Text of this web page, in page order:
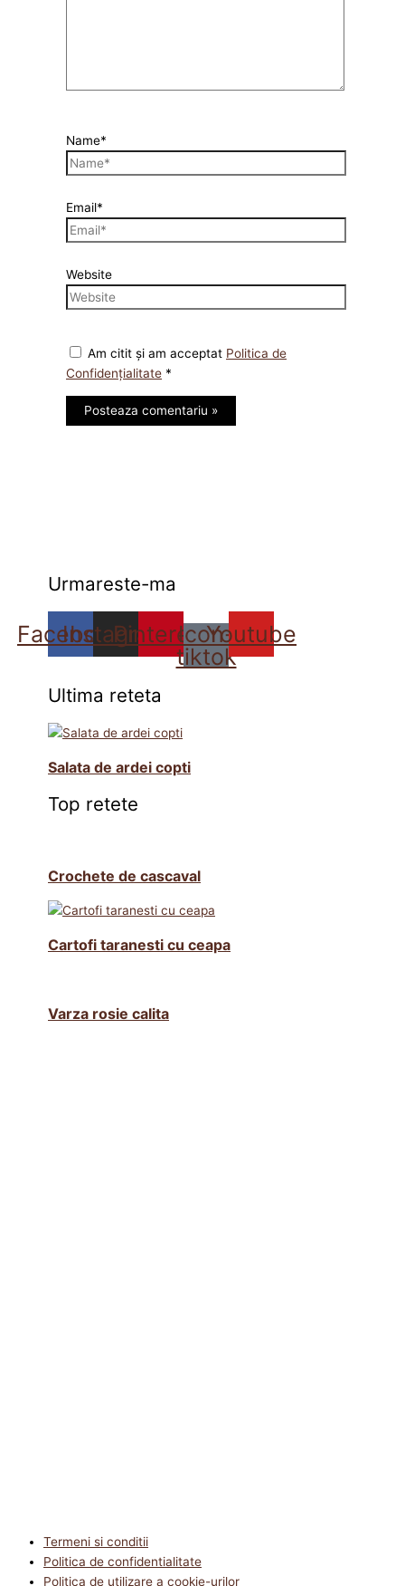
Name*
Email*
Website
Am citit și am acceptat Politica de
Confidențialitate *
Urmareste-ma
Facebook
Instagram
Pinterest
Icon-
tiktok
Youtube
Ultima reteta
Salata de ardei copti
Top retete
Crochete de cascaval
Cartofi taranesti cu ceapa
Varza rosie calita
Termeni si conditii
Politica de confidentialitate
Politica de utilizare a cookie-urilor